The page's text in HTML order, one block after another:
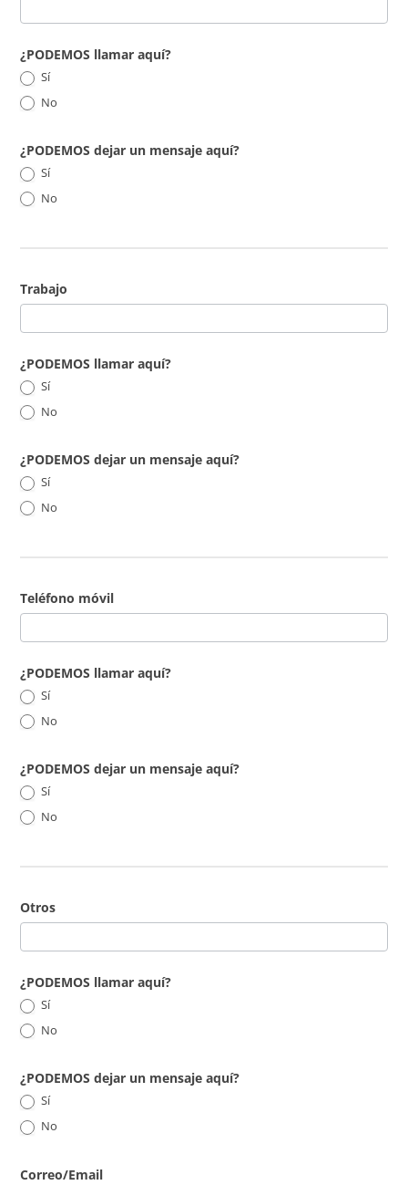
¿PODEMOS llamar aquí?
Sí
No
¿PODEMOS dejar un mensaje aquí?
Sí
No
Trabajo
¿PODEMOS llamar aquí?
Sí
No
¿PODEMOS dejar un mensaje aquí?
Sí
No
Teléfono móvil
¿PODEMOS llamar aquí?
Sí
No
¿PODEMOS dejar un mensaje aquí?
Sí
No
Otros
¿PODEMOS llamar aquí?
Sí
No
¿PODEMOS dejar un mensaje aquí?
Sí
No
Correo/Email